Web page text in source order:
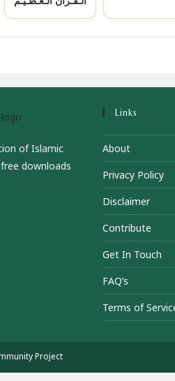
of Islamic
downloads
Links
About
Privacy Policy
Disclaimer
Contribute
Get In Touch
FAQ’s
Terms of
Project